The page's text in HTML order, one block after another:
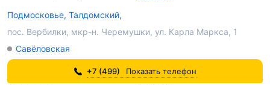
Подмосковье, Талдомский,
пос. Вербилки, мкр-н. Черемушки, ул. Карла Маркса, 1
Савёловская
+7 (499) Показать телефон